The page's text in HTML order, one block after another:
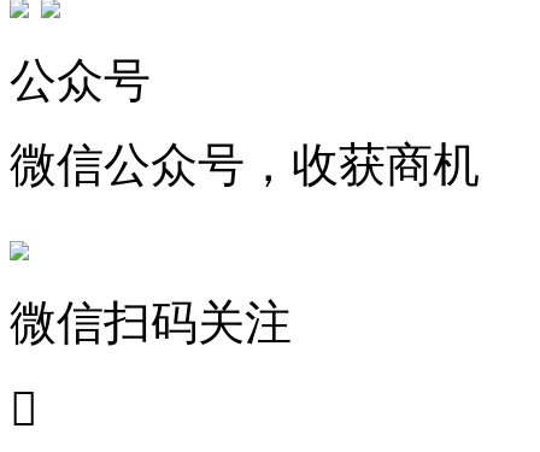
公众号
微信公众号，收获商机
微信扫码关注
